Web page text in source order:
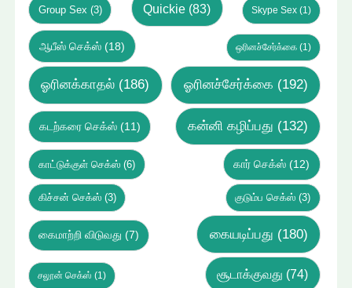
Group Sex (3) Quickie (83) Skype Sex (1)
ஆபீஸ் செக்ஸ் (18) ஒரினச்சேர்க்கை (1)
ஓரினக்காதல் (186) ஓரினச்சேர்க்கை (192)
கடற்கரை செக்ஸ்(11) கன்னி கழிப்பது (132)
காட்டுக்குள் செக்ஸ் (6) கார் செக்ஸ் (12)
கிச்சன் செக்ஸ்(3) குடும்ப செக்ஸ் (3)
கைமாற்றி விடுவது (7) கையடிப்பது (180)
சலூன் செக்ஸ் (1) சூடாக்குவது (74)